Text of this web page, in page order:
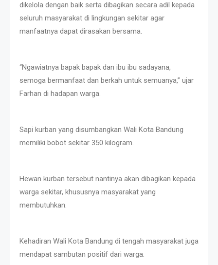
dikelola dengan baik serta dibagikan secara adil kepada
seluruh masyarakat di lingkungan sekitar agar
manfaatnya dapat dirasakan bersama.
“Ngawiatnya bapak bapak dan ibu ibu sadayana,
semoga bermanfaat dan berkah untuk semuanya,” ujar
Farhan di hadapan warga.
Sapi kurban yang disumbangkan Wali Kota Bandung
memiliki bobot sekitar 350 kilogram.
Hewan kurban tersebut nantinya akan dibagikan kepada
warga sekitar, khususnya masyarakat yang
membutuhkan.
Kehadiran Wali Kota Bandung di tengah masyarakat juga
mendapat sambutan positif dari warga.